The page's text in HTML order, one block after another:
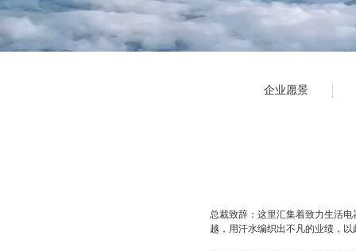
企业愿景
总裁致辞：这里汇集着致力生活
越，用汗水编织出不凡的业绩，